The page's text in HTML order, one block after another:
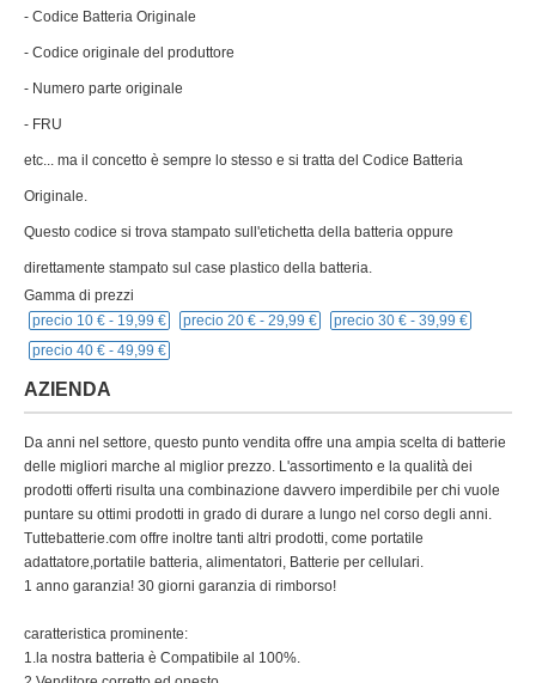
- Codice Batteria Originale
- Codice originale del produttore
- Numero parte originale
- FRU
etc... ma il concetto è sempre lo stesso e si tratta del Codice Batteria
Originale.
Questo codice si trova stampato sull'etichetta della batteria oppure
direttamente stampato sul case plastico della batteria.
Gamma di prezzi
precio 10 € - 19,99 € precio 20 € - 29,99 € precio 30 € - 39,99 €
precio 40 € - 49,99 €
AZIENDA
Da anni nel settore, questo punto vendita offre una ampia scelta di batterie
delle migliori marche al miglior prezzo. L'assortimento e la qualità dei
prodotti offerti risulta una combinazione davvero imperdibile per chi vuole
puntare su ottimi prodotti in grado di durare a lungo nel corso degli anni.
Tuttebatterie.com offre inoltre tanti altri prodotti, come portatile
adattatore,portatile batteria, alimentatori, Batterie per cellulari.
1 anno garanzia! 30 giorni garanzia di rimborso!
caratteristica prominente:
1.la nostra batteria è Compatibile al 100%.